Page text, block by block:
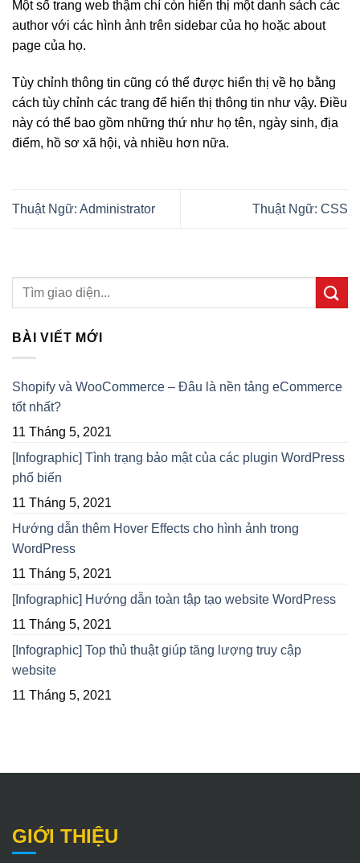
Một số trang web thậm chí còn hiển thị một danh sách các
author với các hình ảnh trên sidebar của họ hoặc about
page của họ.
Tùy chỉnh thông tin cũng có thể được hiển thị về họ bằng
cách tùy chỉnh các trang để hiển thị thông tin như vậy. Điều
này có thể bao gồm những thứ như họ tên, ngày sinh, địa
điểm, hồ sơ xã hội, và nhiều hơn nữa.
Thuật Ngữ: Administrator Thuật Ngữ: CSS
BÀI VIẾT MỚI
Shopify và WooCommerce – Đâu là nền tảng eCommerce
tốt nhất?
11 Tháng 5, 2021
[Infographic] Tình trạng bảo mật của các plugin WordPress
phổ biến
11 Tháng 5, 2021
Hướng dẫn thêm Hover Effects cho hình ảnh trong
WordPress
11 Tháng 5, 2021
[Infographic] Hướng dẫn toàn tập tạo website WordPress
11 Tháng 5, 2021
[Infographic] Top thủ thuật giúp tăng lượng truy cập
website
11 Tháng 5, 2021
GIỚI THIỆU